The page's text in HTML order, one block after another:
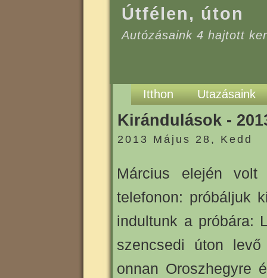
Útfélen, úton
Autózásaink 4 hajtott
Itthon Utazásaink
Kirándulások -
2013 Május 28, Kedd
Március elején
telefonon: próbáljuk
indultunk a próbára:
szencsedi úton
onnan Oroszhegyre